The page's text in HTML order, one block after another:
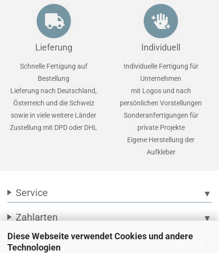
Diese Webseite verwendet Cookies und andere
Technologien
Lieferung
Schnelle Fertigung auf
Bestellung
Lieferung nach Deutschland,
Österreich und die Schweiz
sowie in viele weitere Länder
Zustellung mit DPD oder DHL
Individuell
Individuelle Fertigung für
Unternehmen
mit Logos und nach
persönlichen Vorstellungen
Sonderanfertigungen für
private Projekte
Eigene Herstellung der
Aufkleber
Service ▼
Zahlarten ▼
Social Media